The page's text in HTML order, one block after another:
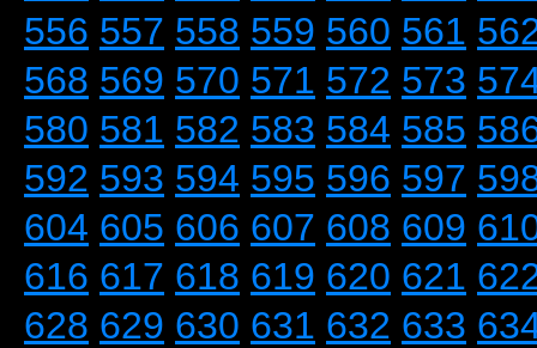
556 557 558 559 560 561
568 569 570 571 572 573
580 581 582 583 584 585
592 593 594 595 596 597
604 605 606 607 608 609
616 617 618 619 620 621
628 629 630 631 632 633